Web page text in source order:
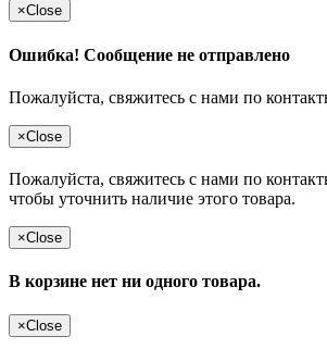
×Close
Ошибка! Сообщение не отправлено
Пожалуйста, свяжитесь с нами по
×Close
Пожалуйста, свяжитесь с нами по
чтобы уточнить наличие этого товара.
×Close
В корзине нет ни одного товара.
×Close